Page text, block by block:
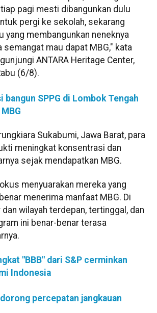
pagi mesti dibangunkan dulu
pergi ke sekolah, sekarang
yang membangunkan neneknya
semangat mau dapat MBG," kata
ANTARA Heritage Center,
(6/8).
bangun SPPG di Lombok Tengah
Sukabumi, Jawa Barat, para
meningkat konsentrasi dan
sejak mendapatkan MBG.
menyuarakan mereka yang
menerima manfaat MBG. Di
dan wilayah terdepan, tertinggal, dan
ini benar-benar terasa
"BBB" dari S&P cerminkan
Indonesia
percepatan jangkauan